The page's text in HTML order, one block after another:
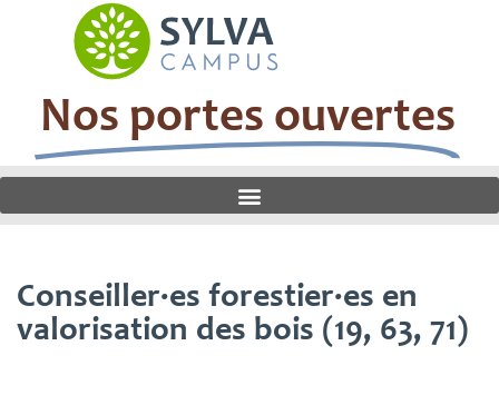
Nos portes ouvertes
Conseiller·es forestier·es en
valorisation des bois (19, 63, 71)